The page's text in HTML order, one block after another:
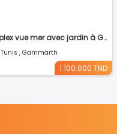
Duplex vue mer avec jardin à Gammarth
Tunis , Gammarth
1.100.000 TND